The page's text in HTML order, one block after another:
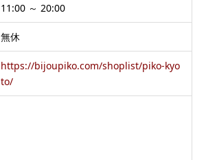
11:00 ～ 20:00
無休
https://bijoupiko.com/shoplist/piko-kyo
to/